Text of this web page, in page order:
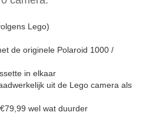
Lego)
de originele Polaroid 1000 /
in elkaar
uit de Lego camera als
wel wat duurder